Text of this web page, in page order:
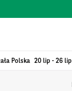
Polska 20 lip - 26 lip